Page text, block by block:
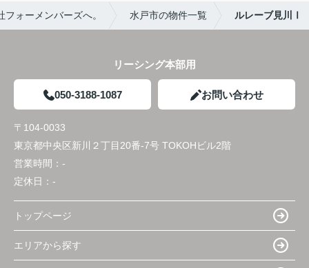
ォーメンバーズへ。 水戸市の物件一覧 ルレーブ見川Ⅰ
リーシング本部用
050-3188-1087 お問い合わせ
〒104-0033
東京都中央区新川２丁目20番-7号 TOKOHビル2階
営業時間： -
定休日： -
トップページ
エリアから探す